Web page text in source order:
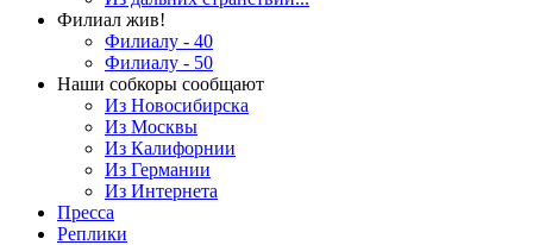
Филиал жив!
Филиалу - 40
Филиалу - 50
Наши собкоры сообщают
Из Новосибирска
Из Москвы
Из Калифорнии
Из Германии
Из Интернета
Пресса
Реплики